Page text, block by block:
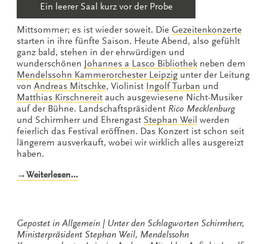
Ein leerer Saal kurz vor der Probe
Mittsommer; es ist wieder soweit. Die Gezeitenkonzerte
starten in ihre fünfte Saison. Heute Abend, also gefühlt
ganz bald, stehen in der ehrwürdigen und
wunderschönen Johannes a Lasco Bibliothek neben dem
Mendelssohn Kammerorchester Leipzig unter der Leitung
von Andreas Mitschke, Violinist Ingolf Turban und
Matthias Kirschnereit auch ausgewiesene Nicht-Musiker
auf der Bühne. Landschaftspräsident Rico Mecklenburg
und Schirmherr und Ehrengast Stephan Weil werden
feierlich das Festival eröffnen. Das Konzert ist schon seit
längerem ausverkauft, wobei wir wirklich alles ausgereizt
haben.
→Weiterlesen…„Jetzt
Gepostet in Allgemein Unter den Schlagworten Schirmherr,
Ministerpräsident Stephan Weil, Mendelssohn